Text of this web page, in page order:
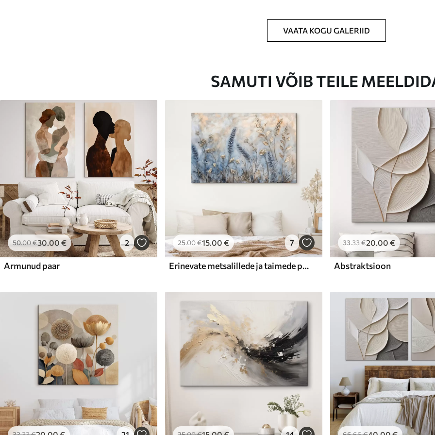
VAATA KOGU GALERIID
SAMUTI VÕIB TEILE
50.00€30.00 € 2
Armunud paar
25.00€15.00 € 7
Erinevate metsalillede ja taimede põld sinise, valge ja beeži toonides pehmel, udusel taustal
33.33€20.00 €
Abstraktsioon